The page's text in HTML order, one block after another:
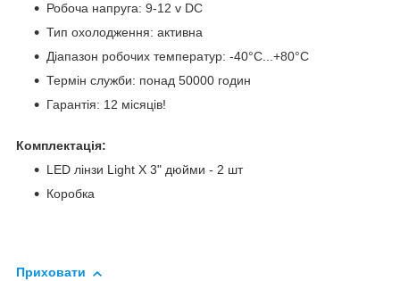
Робоча напруга: 9-12 v DC
Тип охолодження: активна
Діапазон робочих температур: -40°С...+80°С
Термін служби: понад 50000 годин
Гарантія: 12 місяців!
Комплектація:
LED лінзи Light X 3" дюйми - 2 шт
Коробка
Приховати